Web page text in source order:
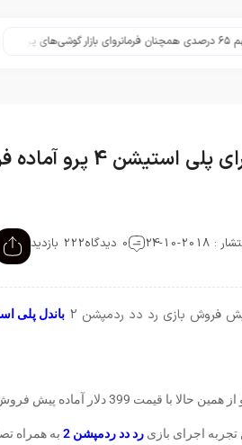
10-24 0 دیدگاه 222 بازدید
فروش بازی رد دد ردمپشن 2 باندل پلی
باندل رد دد ردمپشن 2 پلی استیشن 4 پرو از همین
تجربه اجرای بازی رد دد ردمپشن 2